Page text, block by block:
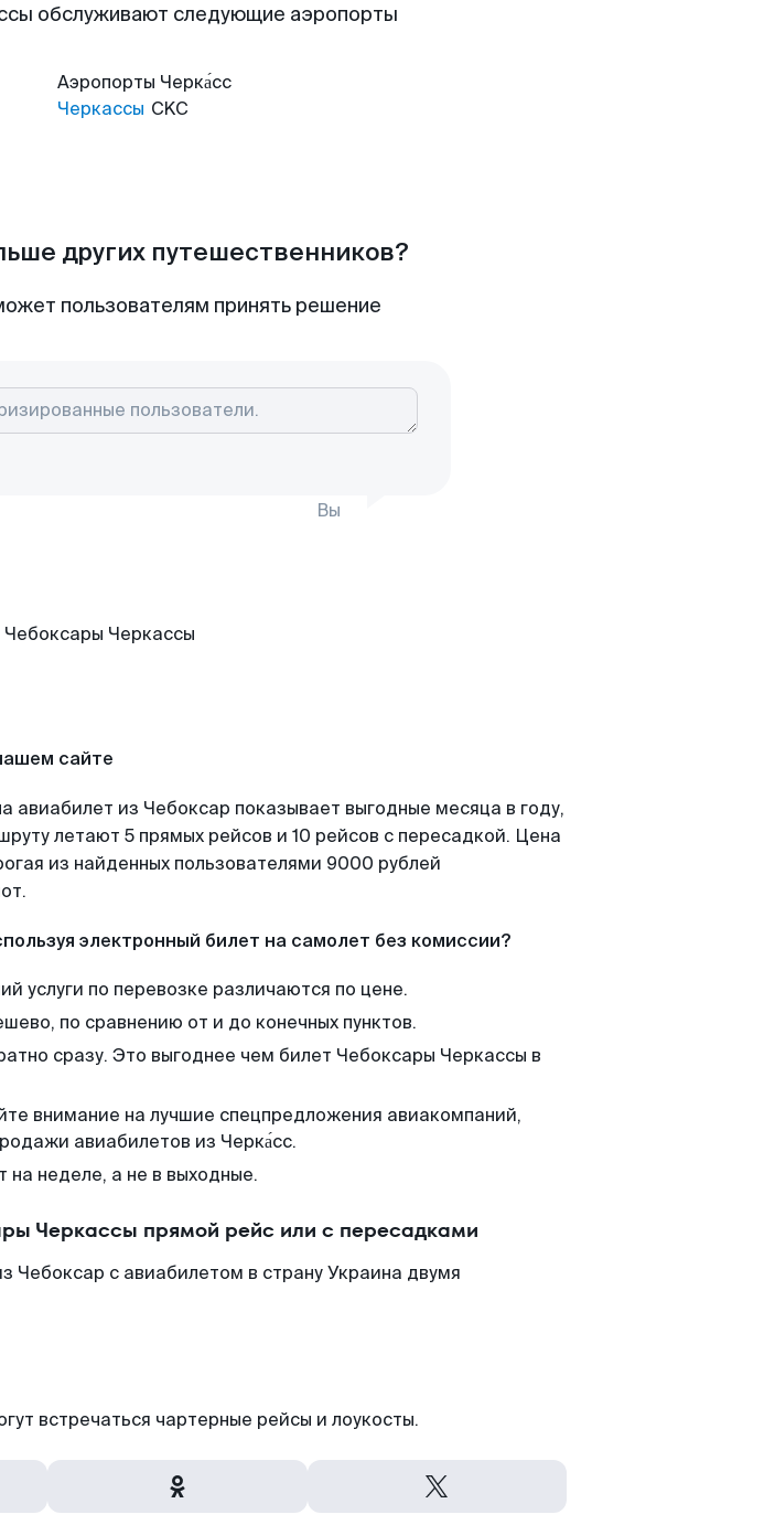
обслуживают следующие аэропорты
Аэропорты Черка́сс
Черкассы CKC
других путешественников?
пользователям принять решение
Вы
сайте
авиабилет из Чебоксар показывает выгодные месяца в году,
летают 5 прямых рейсов и 10 рейсов с пересадкой. Цена
из найденных пользователями 9000 рублей
электронный билет на самолет без комиссии?
услуги по перевозке различаются по цене.
по сравнению от и до конечных пунктов.
сразу. Это выгоднее чем билет Чебоксары Черкассы в
внимание на лучшие спецпредложения авиакомпаний,
авиабилетов из Черка́сс.
на неделе, а не в выходные.
Черкассы прямой рейс или с пересадками
Чебоксар с авиабилетом в страну Украина двумя
встречаться чартерные рейсы и лоукосты.